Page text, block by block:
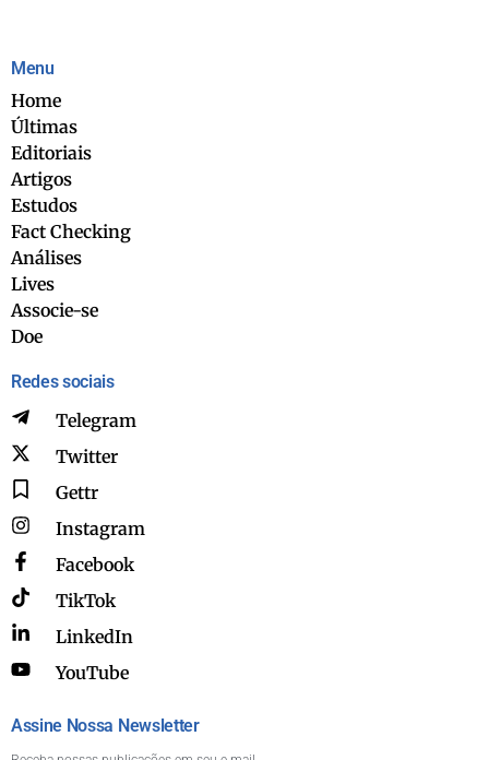
Menu
Home
Últimas
Editoriais
Artigos
Estudos
Fact Checking
Análises
Lives
Associe-se
Doe
Redes sociais
Telegram
Twitter
Gettr
Instagram
Facebook
TikTok
LinkedIn
YouTube
Assine Nossa Newsletter